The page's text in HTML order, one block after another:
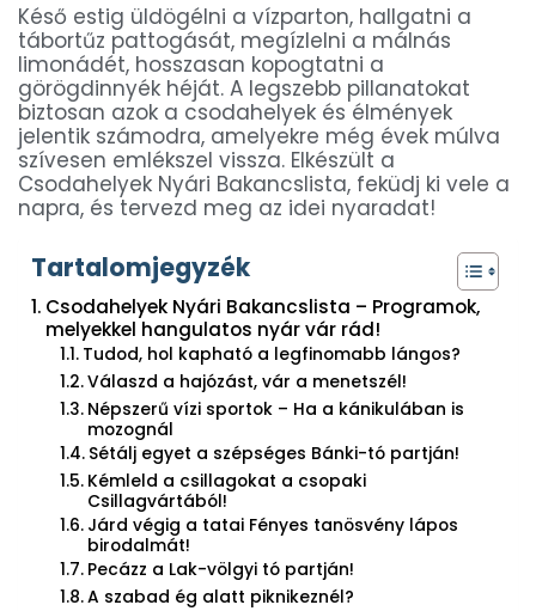
Késő estig üldögélni a vízparton, hallgatni a
tábortűz pattogását, megízlelni a málnás
limonádét, hosszasan kopogtatni a
görögdinnyék héját. A legszebb pillanatokat
biztosan azok a csodahelyek és élmények
jelentik számodra, amelyekre még évek múlva
szívesen emlékszel vissza. Elkészült a
Csodahelyek Nyári Bakancslista, feküdj ki vele a
napra, és tervezd meg az idei nyaradat!
Tartalomjegyzék
Csodahelyek Nyári Bakancslista – Programok,
melyekkel hangulatos nyár vár rád!
Tudod, hol kapható a legfinomabb lángos?
Válaszd a hajózást, vár a menetszél!
Népszerű vízi sportok – Ha a kánikulában is
mozognál
Sétálj egyet a szépséges Bánki-tó partján!
Kémleld a csillagokat a csopaki
Csillagvártából!
Járd végig a tatai Fényes tanösvény lápos
birodalmát!
Pecázz a Lak-völgyi tó partján!
A szabad ég alatt piknikeznél?